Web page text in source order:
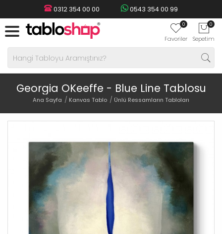
0312 354 00 00 0543 354 00 99
0
Favoriler
0
Sepetim
Georgia OKeeffe - Blue Line Tablosu
Ana Sayfa Kanvas Tablo Ünlü Ressamların Tabloları